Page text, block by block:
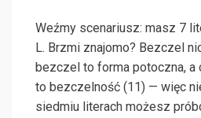
Weźmy scenariusz: masz 7
L. Brzmi znajomo? Bezczel
bezczel to forma potoczna, a
to bezczelność (11) — więc
siedmiu literach możesz